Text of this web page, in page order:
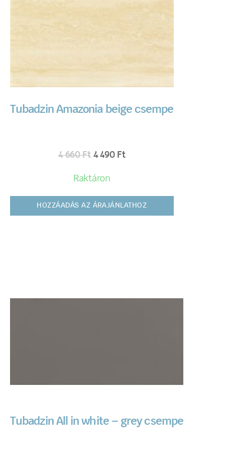
Tubadzin Amazonia beige csempe
4 660Ft 4 490 Ft
Raktáron
HOZZÁADÁS AZ ÁRAJÁNLATHOZ
Tubadzin All in white – grey csempe